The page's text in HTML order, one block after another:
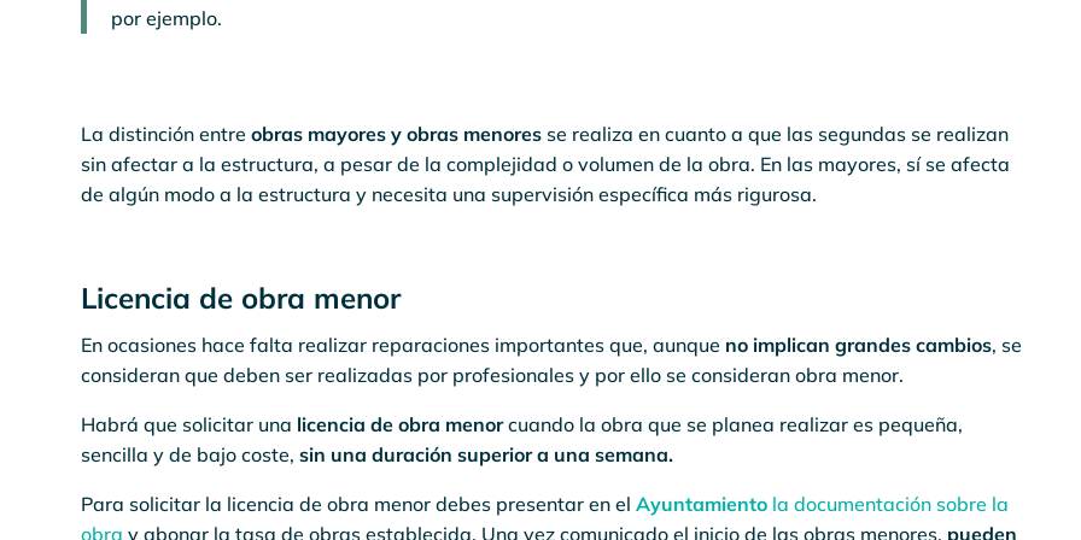
por ejemplo.
La distinción entreobras mayores y obras menores se realiza en cuanto a que las segundas se realizan
sin afectar a la estructura, a pesar de la complejidad o volumen de la obra. En las mayores, sí se afecta
de algún modo a la estructura y necesita una supervisión específica más rigurosa.
Licencia de obra menor
En ocasiones hace falta realizar reparaciones importantes que, aunque no implican grandes cambios, se
consideran que deben ser realizadas por profesionales y por ello se consideran obra menor.
Habrá que solicitar una licencia de obra menorcuando la obra que se planea realizar es pequeña,
sencilla y de bajo coste,sin una duración superior a una semana.
Para solicitar la licencia de obra menor debes presentar en elAyuntamiento la documentación sobre la
obra y abonar la tasa de obras establecida. Una vez comunicado el inicio de las obras menores, pueden